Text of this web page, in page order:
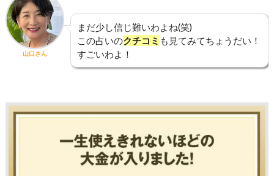
山口さん
まだ少し信じ難いわよね(笑)
この占いのクチコミ も見てみてちょうだい！
すごいわよ！